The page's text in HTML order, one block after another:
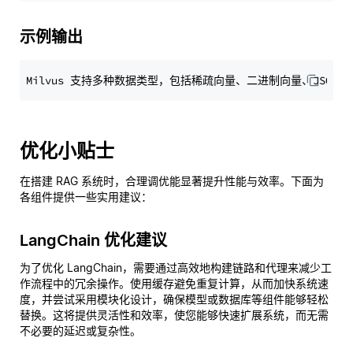
示例输出
优化小贴士
在搭建 RAG 系统时，合理调优能显著提升性能与效率。下面为
各组件提供一些实用建议：
LangChain 优化建议
为了优化 LangChain，需要通过高效地构建链路和代理来减少工
作流程中的冗余操作。使用缓存避免重复计算，从而加快系统速
度，并尝试采用模块化设计，确保模型或数据库等组件能够轻松
替换。这将提供灵活性和效率，使您能够快速扩展系统，而无需
不必要的延迟或复杂性。